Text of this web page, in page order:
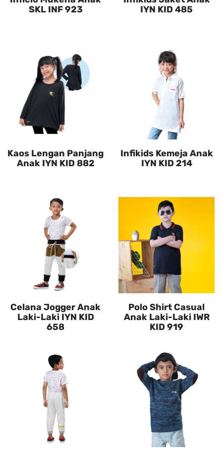
SKL INF 923
IYN KID 485
Kaos Lengan Panjang
Anak IYN KID 882
Infikids Kemeja Anak
IYN KID 214
Celana Jogger Anak
Laki-Laki IYN KID
658
Polo Shirt Casual
Anak Laki-Laki IWR
KID 919